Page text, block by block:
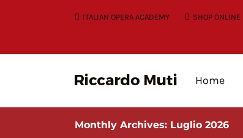
ITALIAN OPERA ACADEMY SHOP ONLINE
Home
Monthly Archives: Luglio 2026